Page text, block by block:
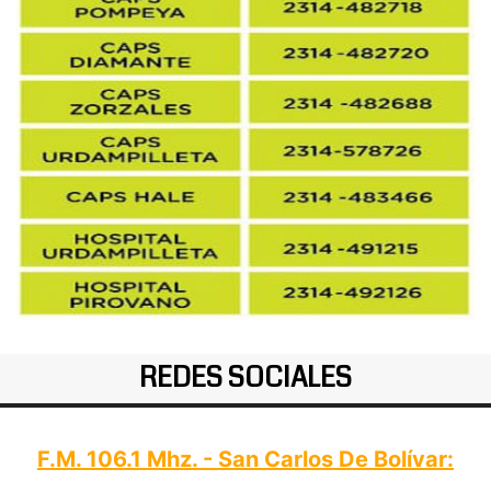
REDES SOCIALES
F.M. 106.1 Mhz. - San Carlos De Bolívar: